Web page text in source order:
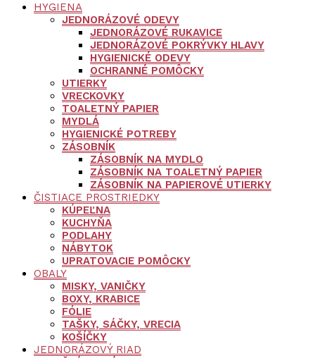
HYGIENA
JEDNORÁZOVÉ ODEVY
JEDNORÁZOVÉ RUKAVICE
JEDNORÁZOVÉ POKRÝVKY HLAVY
HYGIENICKÉ ODEVY
OCHRANNÉ POMÔCKY
UTIERKY
VRECKOVKY
TOALETNÝ PAPIER
MYDLÁ
HYGIENICKÉ POTREBY
ZÁSOBNÍK
ZÁSOBNÍK NA MYDLO
ZÁSOBNÍK NA TOALETNÝ PAPIER
ZÁSOBNÍK NA PAPIEROVÉ UTIERKY
ČISTIACE PROSTRIEDKY
KÚPEĽNA
KUCHYŇA
PODLAHY
NÁBYTOK
UPRATOVACIE POMÔCKY
OBALY
MISKY, VANIČKY
BOXY, KRABICE
FÓLIE
TAŠKY, SÁČKY, VRECIA
KOŠÍČKY
JEDNORÁZOVÝ RIAD